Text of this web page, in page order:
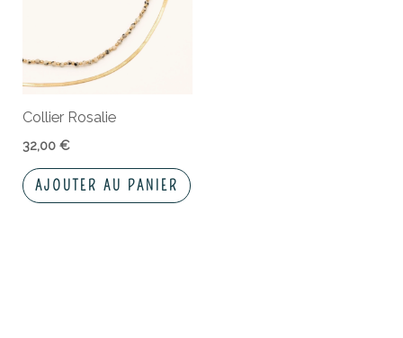
Collier Rosalie
32,00€
AJOUTER AU PANIER